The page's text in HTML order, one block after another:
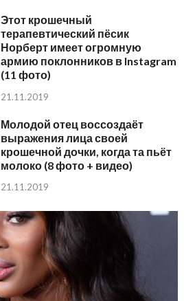
Этот крошечный
терапевтический пёсик
Норберт имеет огромную
армию поклонников в Instagram
(11 фото)
21.11.2019
Молодой отец воссоздаёт
выражения лица своей
крошечной дочки, когда та пьёт
молоко (8 фото + видео)
21.11.2019